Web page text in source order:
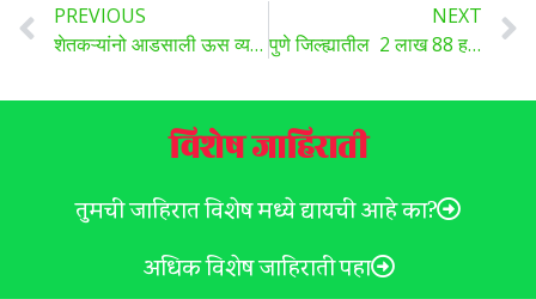
PREVIOUS
शेतकऱ्यांनो आडसाली ऊस व्यवस्थापन…
NEXT
पुणे जिल्ह्यातील 2 लाख 88 हजार शेतकऱ्यांना पंजाबराव देशमुख व्याज सवलत योजनेचा लाभ
विशेष जाहिराती
तुमची जाहिरात विशेष मध्ये द्यायची आहे का?
अधिक विशेष जाहिराती पहा